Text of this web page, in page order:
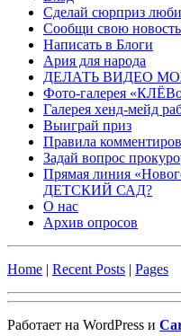
Сделай сюрприз
Сообщи свою
Написать в Блоги
Ария для народа
ДЕЛАТЬ ВИДЕО
Фото-галерея
Галерея хенд-мейд
Выиграй приз
Правила
Задай вопрос
Прямая линия
ДЕТСКИЙ САД?
О нас
Архив опросов
Home | Recent Posts | Pages
Работает на WordPress и